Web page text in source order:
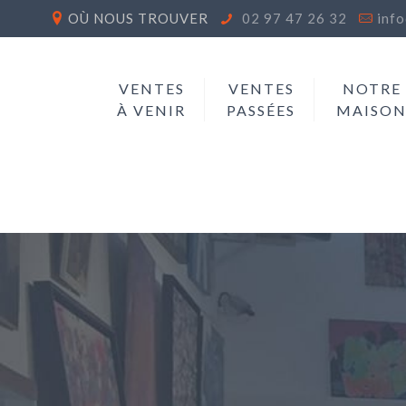
OÙ NOUS TROUVER 02 97 47 26 32
VENTES
À VENIR
VENTES
PASSÉES
NOTRE